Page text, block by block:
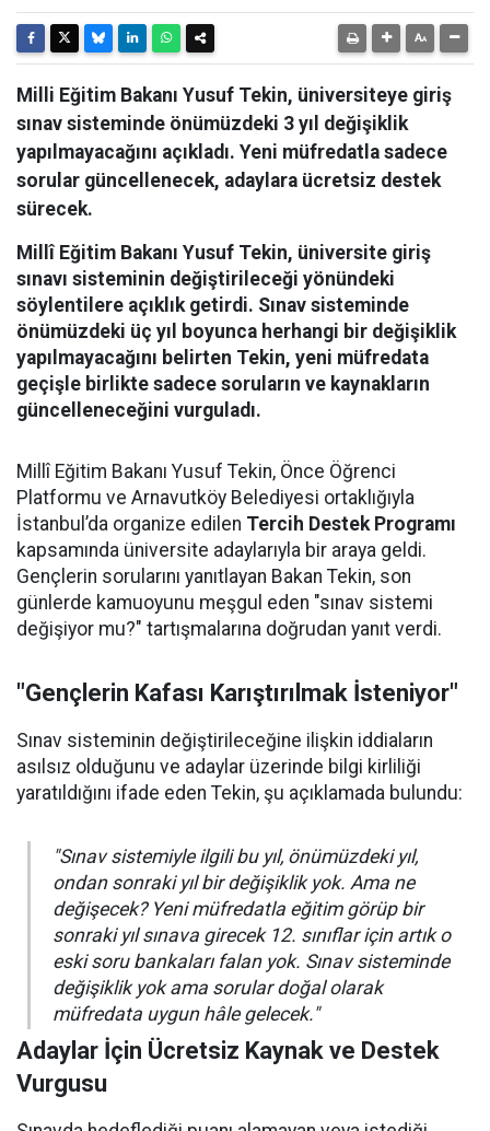
Milli Eğitim Bakanı Yusuf Tekin, üniversiteye giriş
sınav sisteminde önümüzdeki 3 yıl değişiklik
yapılmayacağını açıkladı. Yeni müfredatla sadece
sorular güncellenecek, adaylara ücretsiz destek
sürecek.
Millî Eğitim Bakanı Yusuf Tekin, üniversite giriş
sınavı sisteminin değiştirileceği yönündeki
söylentilere açıklık getirdi. Sınav sisteminde
önümüzdeki üç yıl boyunca herhangi bir değişiklik
yapılmayacağını belirten Tekin, yeni müfredata
geçişle birlikte sadece soruların ve kaynakların
güncelleneceğini vurguladı.
Millî Eğitim Bakanı Yusuf Tekin, Önce Öğrenci
Platformu ve Arnavutköy Belediyesi ortaklığıyla
İstanbul’da organize edilen Tercih Destek Programı
kapsamında üniversite adaylarıyla bir araya geldi.
Gençlerin sorularını yanıtlayan Bakan Tekin, son
günlerde kamuoyunu meşgul eden "sınav sistemi
değişiyor mu?" tartışmalarına doğrudan yanıt verdi.
"Gençlerin Kafası Karıştırılmak İsteniyor"
Sınav sisteminin değiştirileceğine ilişkin iddiaların
asılsız olduğunu ve adaylar üzerinde bilgi kirliliği
yaratıldığını ifade eden Tekin, şu açıklamada bulundu:
"Sınav sistemiyle ilgili bu yıl, önümüzdeki yıl,
ondan sonraki yıl bir değişiklik yok. Ama ne
değişecek? Yeni müfredatla eğitim görüp bir
sonraki yıl sınava girecek 12. sınıflar için artık o
eski soru bankaları falan yok. Sınav sisteminde
değişiklik yok ama sorular doğal olarak
müfredata uygun hâle gelecek."
Adaylar İçin Ücretsiz Kaynak ve Destek
Vurgusu